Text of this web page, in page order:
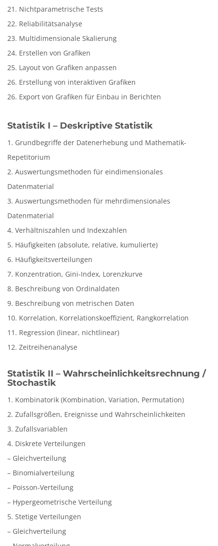
21. Nichtparametrische Tests
22. Reliabilitätsanalyse
23. Multidimensionale Skalierung
24. Erstellen von Grafiken
25. Layout von Grafiken anpassen
26. Erstellung von interaktiven Grafiken
26. Export von Grafiken für Einbau in Berichten
Statistik I – Deskriptive Statistik
1. Grundbegriffe der Datenerhebung und Mathematik-
Repetitorium
2. Auswertungsmethoden für eindimensionales
Datenmaterial
3. Auswertungsmethoden für mehrdimensionales
Datenmaterial
4. Verhältniszahlen und Indexzahlen
5. Häufigkeiten (absolute, relative, kumulierte)
6. Häufigkeitsverteilungen
7. Konzentration, Gini-Index, Lorenzkurve
8. Beschreibung von Ordinaldaten
9. Beschreibung von metrischen Daten
10. Korrelation, Korrelationskoeffizient, Rangkorrelation
11. Regression (linear, nichtlinear)
12. Zeitreihenanalyse
Statistik II – Wahrscheinlichkeitsrechnung /
Stochastik
1. Kombinatorik (Kombination, Variation, Permutation)
2. Zufallsgrößen, Ereignisse und Wahrscheinlichkeiten
3. Zufallsvariablen
4. Diskrete Verteilungen
– Gleichverteilung
– Binomialverteilung
– Poisson-Verteilung
– Hypergeometrische Verteilung
5. Stetige Verteilungen
– Gleichverteilung